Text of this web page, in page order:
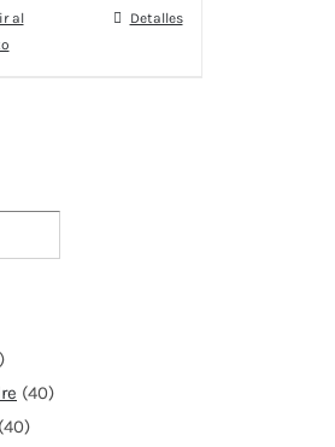
al
Detalles
(40)
(40)